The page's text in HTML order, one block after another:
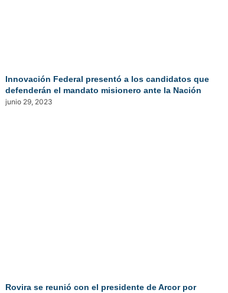
Innovación Federal presentó a los candidatos que
defenderán el mandato misionero ante la Nación
junio 29, 2023
Rovira se reunió con el presidente de Arcor por